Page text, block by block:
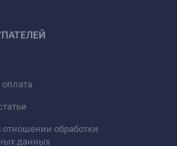
отношении обработки
данных